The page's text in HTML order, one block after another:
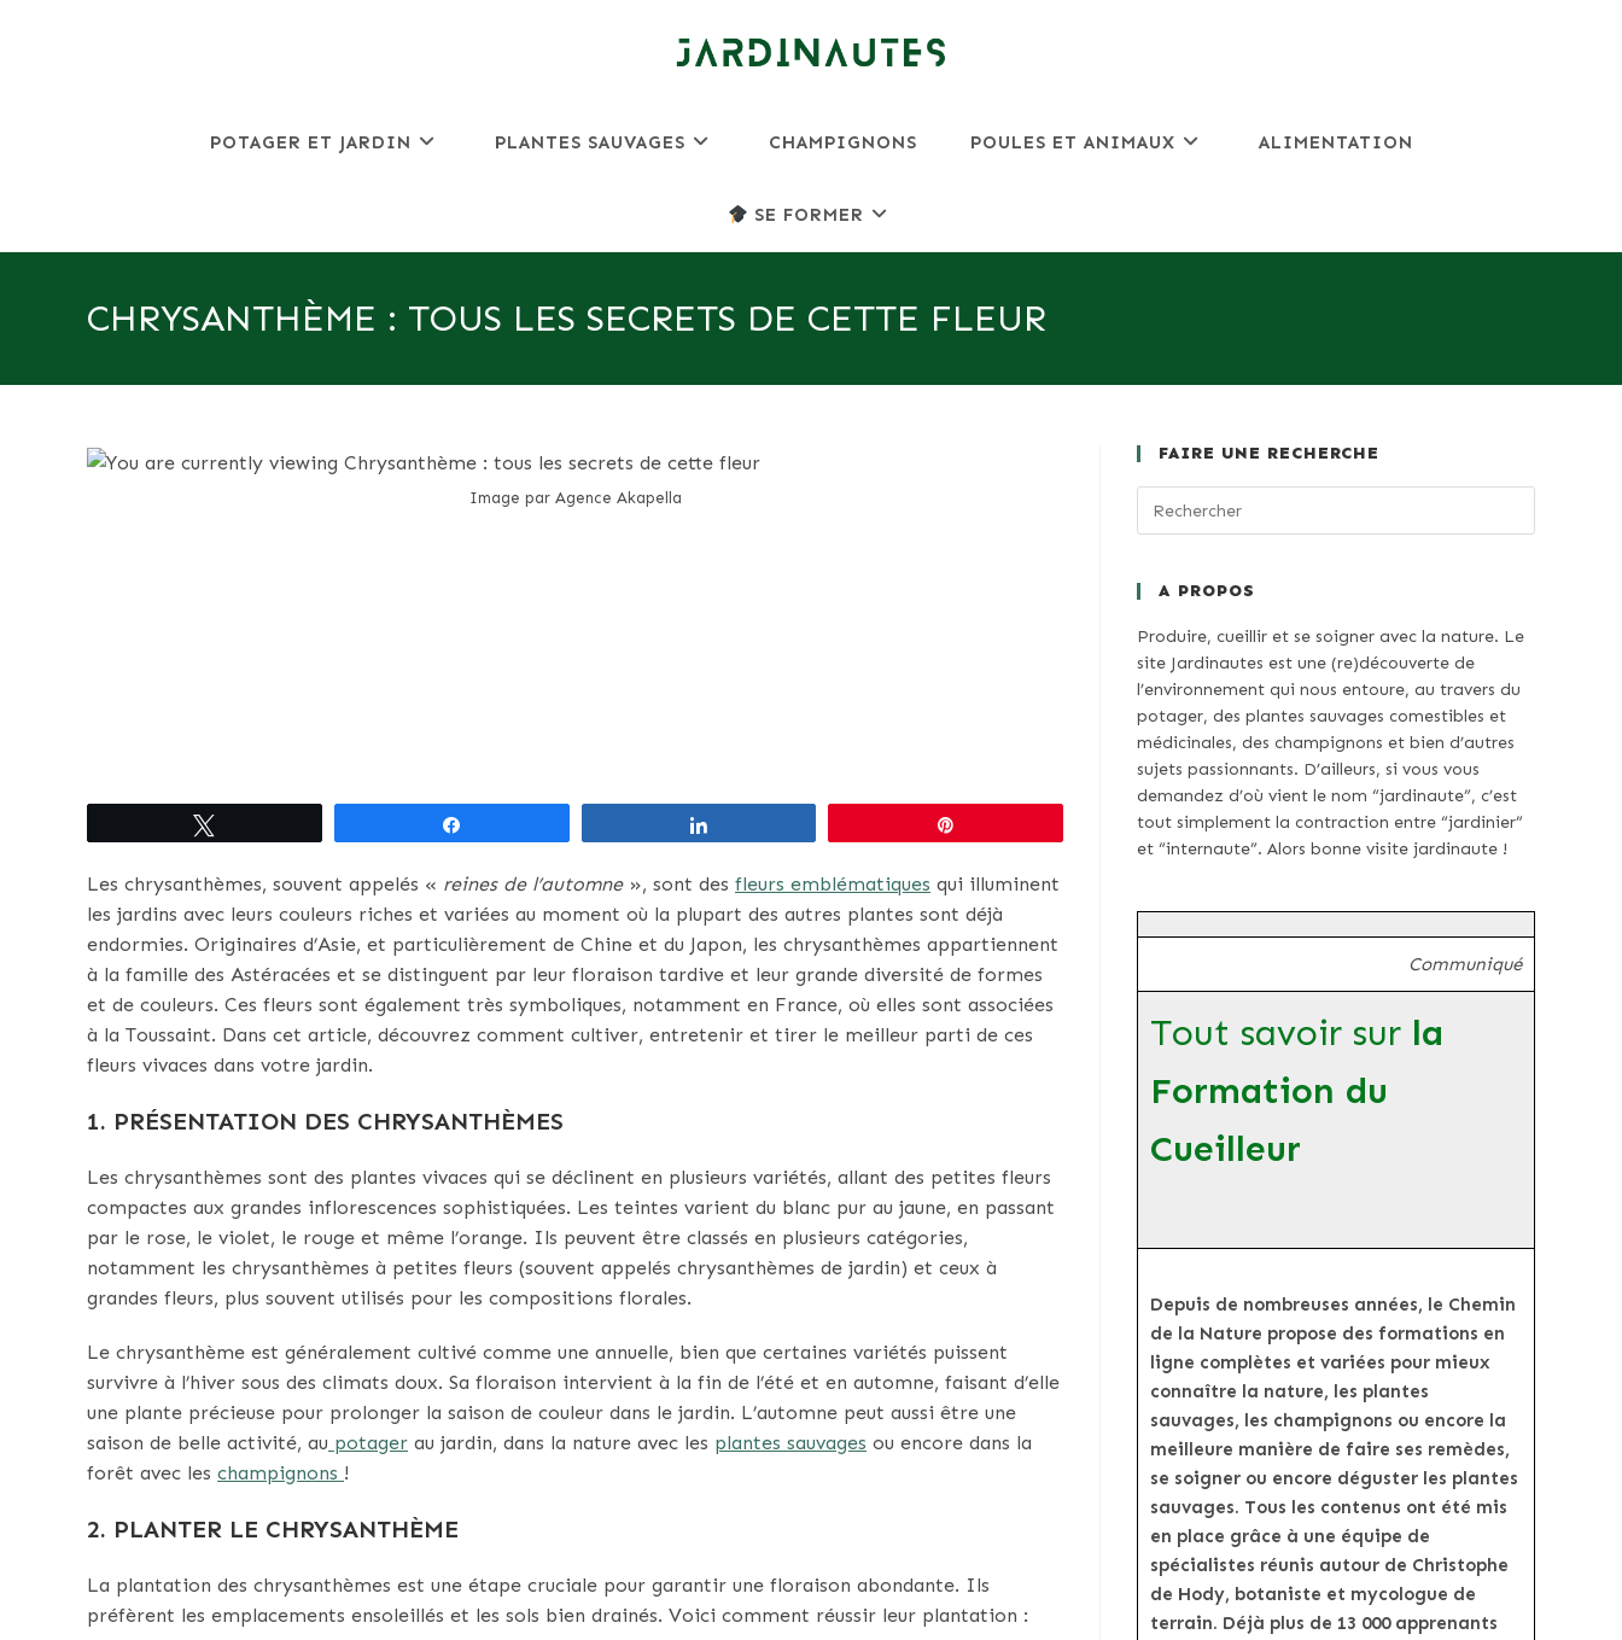
POTAGER ET JARDIN PLANTES SAUVAGES CHAMPIGNONS POULES ET ANIMAUX ALIMENTATION
SE FORMER
CHRYSANTHÈME : TOUS LES SECRETS DE CETTE FLEUR
Image par Agence Akapella
Les chrysanthèmes, souvent appelés « reines de l’automne », sont des fleurs emblématiques qui illuminent
les jardins avec leurs couleurs riches et variées au moment où la plupart des autres plantes sont déjà
endormies. Originaires d’Asie, et particulièrement de Chine et du Japon, les chrysanthèmes appartiennent
à la famille des Astéracées et se distinguent par leur floraison tardive et leur grande diversité de formes
et de couleurs. Ces fleurs sont également très symboliques, notamment en France, où elles sont associées
à la Toussaint. Dans cet article, découvrez comment cultiver, entretenir et tirer le meilleur parti de ces
fleurs vivaces dans votre jardin.
1. PRÉSENTATION DES CHRYSANTHÈMES
Les chrysanthèmes sont des plantes vivaces qui se déclinent en plusieurs variétés, allant des petites fleurs
compactes aux grandes inflorescences sophistiquées. Les teintes varient du blanc pur au jaune, en passant
par le rose, le violet, le rouge et même l’orange. Ils peuvent être classés en plusieurs catégories,
notamment les chrysanthèmes à petites fleurs (souvent appelés chrysanthèmes de jardin) et ceux à
grandes fleurs, plus souvent utilisés pour les compositions florales.
Le chrysanthème est généralement cultivé comme une annuelle, bien que certaines variétés puissent
survivre à l’hiver sous des climats doux. Sa floraison intervient à la fin de l’été et en automne, faisant d’elle
une plante précieuse pour prolonger la saison de couleur dans le jardin. L’automne peut aussi être une
saison de belle activité, au potager au jardin, dans la nature avec les plantes sauvages ou encore dans la
forêt avec les champignons !
2. PLANTER LE CHRYSANTHÈME
La plantation des chrysanthèmes est une étape cruciale pour garantir une floraison abondante. Ils
préfèrent les emplacements ensoleillés et les sols bien drainés. Voici comment réussir leur plantation :
FAIRE UNE RECHERCHE
A PROPOS
Produire, cueillir et se soigner avec la nature. Le
site Jardinautes est une (re)découverte de
l’environnement qui nous entoure, au travers du
potager, des plantes sauvages comestibles et
médicinales, des champignons et bien d’autres
sujets passionnants. D’ailleurs, si vous vous
demandez d’où vient le nom “jardinaute”, c’est
tout simplement la contraction entre “jardinier”
et “internaute”. Alors bonne visite jardinaute !
Communiqué
Tout savoir sur la
Formation du
Cueilleur
Depuis de nombreuses années, le Chemin
de la Nature propose des formations en
ligne complètes et variées pour mieux
connaître la nature, les plantes
sauvages, les champignons ou encore la
meilleure manière de faire ses remèdes,
se soigner ou encore déguster les plantes
sauvages. Tous les contenus ont été mis
en place grâce à une équipe de
spécialistes réunis autour de Christophe
de Hody, botaniste et mycologue de
terrain. Déjà plus de 13 000 apprenants